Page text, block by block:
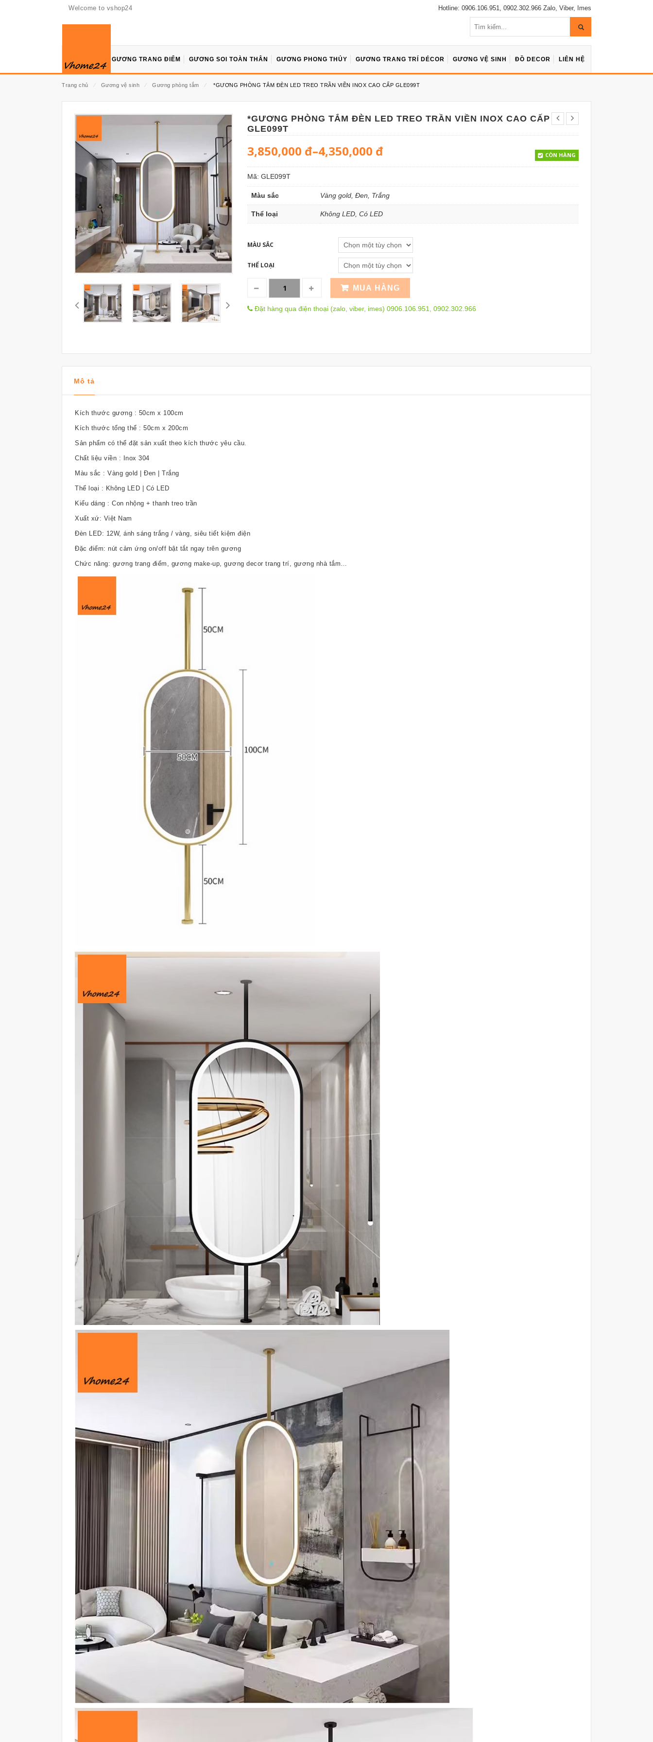
Welcome to vshop24 Hotline: 0906.106.951, 0902.302.966 Zalo, Viber, Imes
GƯƠNG TRANG ĐIỂM GƯƠNG SOI TOÀN THÂN GƯƠNG PHONG THỦY GƯƠNG TRANG TRÍ DÉCOR GƯƠNG VỆ SINH ĐỒ DECOR LIÊN HỆ
Trang chủ ⁄ Gương vệ sinh ⁄ Gương phòng tắm ⁄ *GƯƠNG PHÒNG TẮM ĐÈN LED TREO TRẦN VIỀN INOX CAO CẤP GLE099T
*GƯƠNG PHÒNG TẮM ĐÈN LED TREO TRẦN VIỀN INOX CAO CẤP
GLE099T
3,850,000 đ–4,350,000 đ CÒN HÀNG
Mã: GLE099T
Màu sắc Vàng gold, Đen, Trắng
Thể loại Không LED, Có LED
MÀU SẮC
THỂ LOẠI
MUA HÀNG
Đặt hàng qua điện thoại (zalo, viber, imes) 0906.106.951, 0902.302.966
Mô tả
Kích thước gương : 50cm x 100cm
Kích thước tổng thể : 50cm x 200cm
Sản phẩm có thể đặt sản xuất theo kích thước yêu cầu.
Chất liệu viền : Inox 304
Màu sắc : Vàng gold | Đen | Trắng
Thể loại : Không LED | Có LED
Kiểu dáng : Con nhộng + thanh treo trần
Xuất xứ: Việt Nam
Đèn LED: 12W, ánh sáng trắng / vàng, siêu tiết kiệm điện
Đặc điểm: nút cảm ứng on/off bật tắt ngay trên gương
Chức năng: gương trang điểm, gương make-up, gương decor trang trí, gương nhà tắm…